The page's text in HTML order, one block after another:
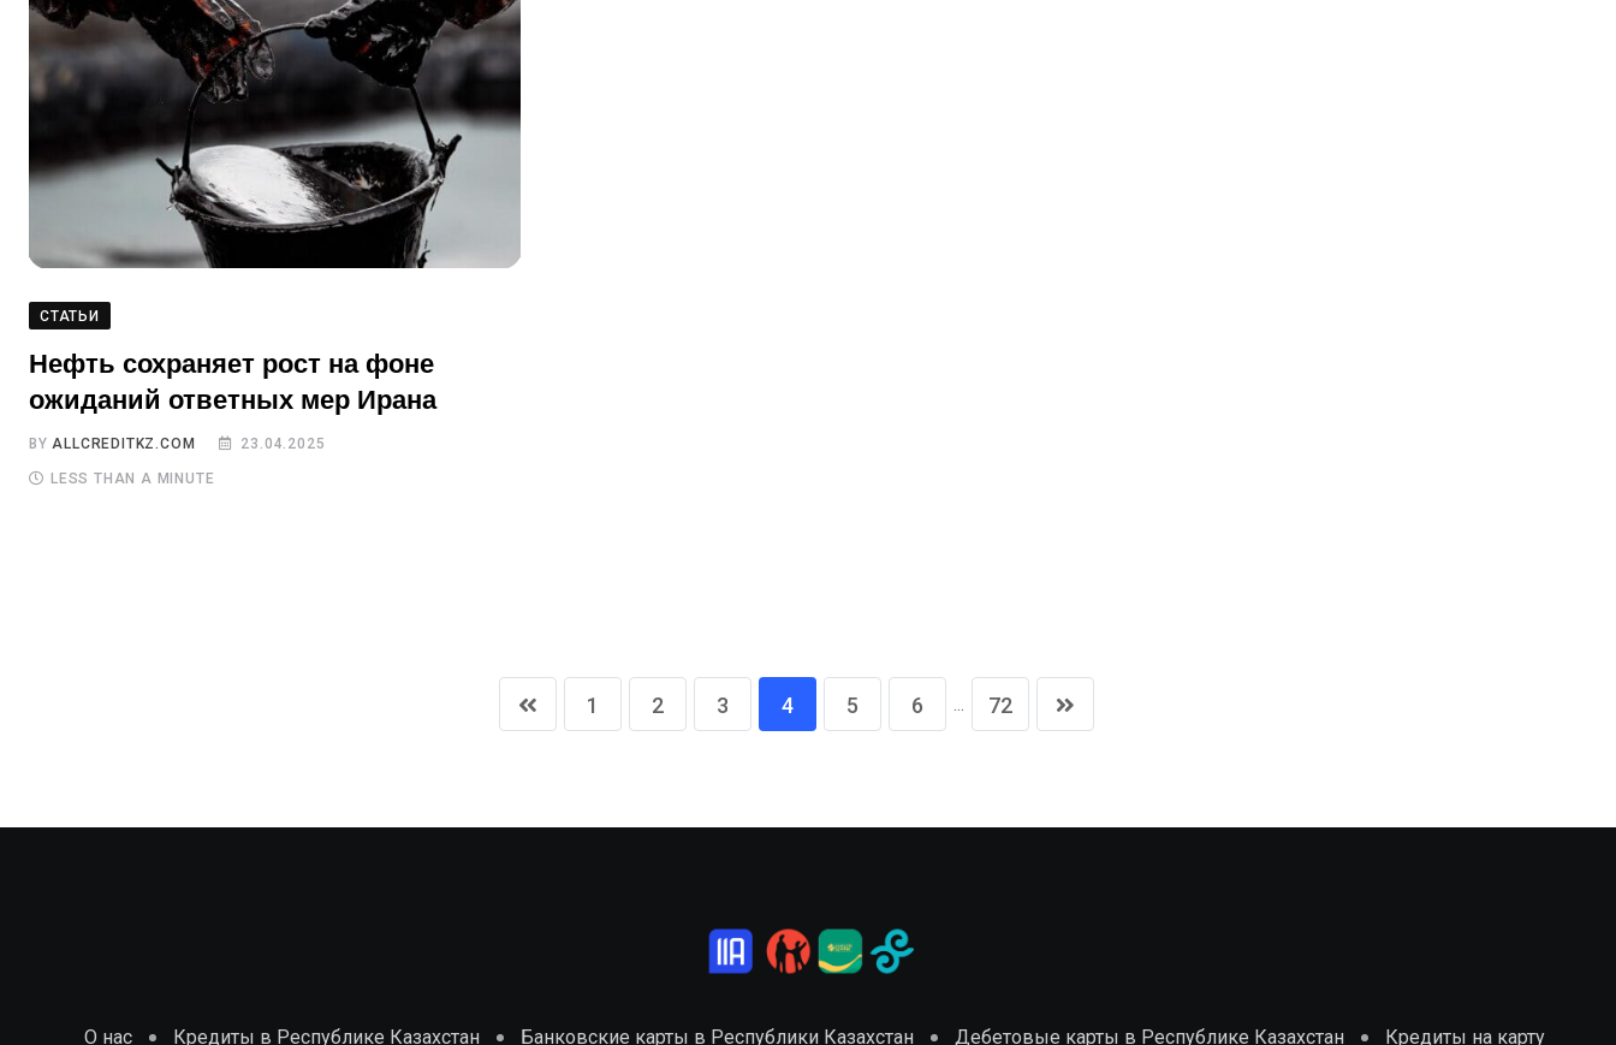
СТАТЬИ
Нефть сохраняет рост на фоне
ожиданий ответных мер Ирана
BYALLCREDITKZ.COM 23.04.2025
LESS THAN A MINUTE
1 2 3 4 5 6 ... 72
О нас Кредиты в Республике Казахстан Банковские карты в Республики Казахстан Дебетовые карты в Республике Казахстан Кредиты на карту